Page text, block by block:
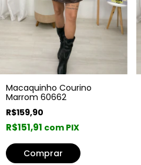
Macaquinho Courino
Marrom 60662
R$159,90
R$151,91 com PIX
Comprar